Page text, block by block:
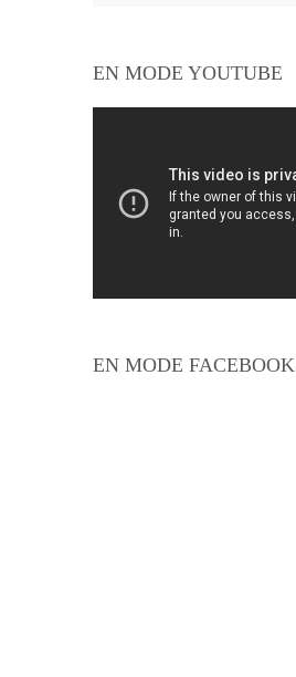
EN MODE YOUTUBE
EN MODE FACEBOOK